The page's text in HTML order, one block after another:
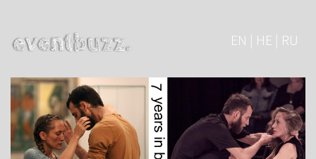
EN | HE | RU